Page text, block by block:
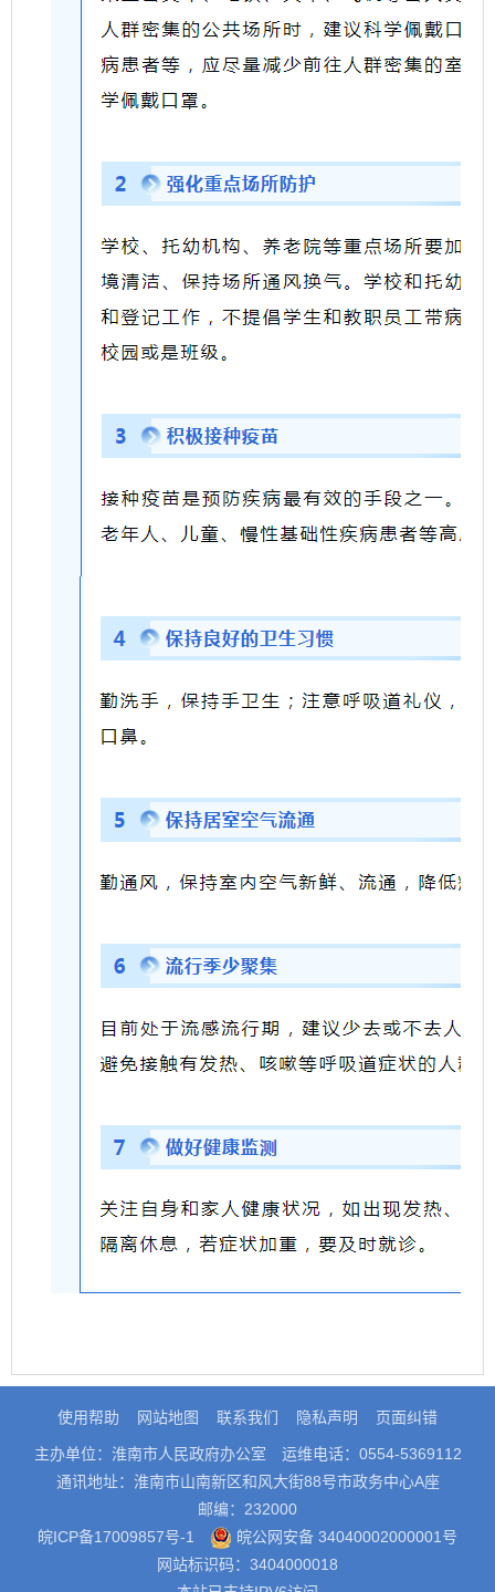
使用帮助 网站地图 联系我们 隐私声明 页面纠错
主办单位：淮南市人民政府办公室
运维电话：0554-5369112
通讯地址：淮南市山南新区和风大街88号市政务中心A座
邮编：232000
皖ICP备17009857号-1
皖公网安备 34040002000001号
网站标识码：3404000018